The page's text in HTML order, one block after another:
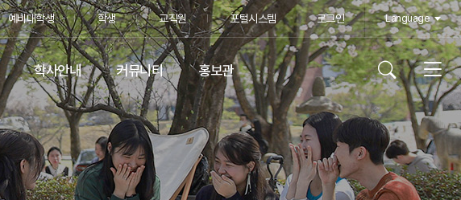
예비대학생 학생 교직원 포털시스템 로그인 Language
학사안내 커뮤니티 홍보관